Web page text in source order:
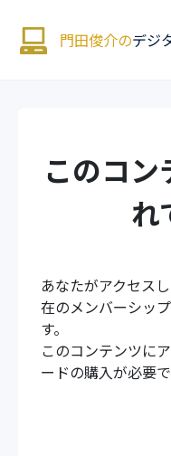
門田俊介のデジ
このコン
れ
あなたがアクセス
在のメンバーシッ
す。
このコンテンツに
ードの購入が必要で